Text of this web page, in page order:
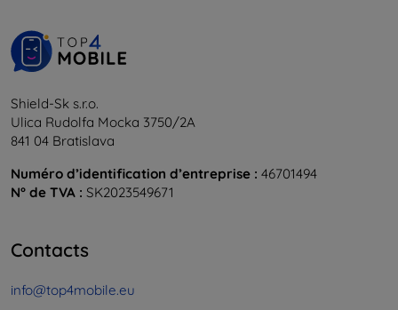
Shield-Sk s.r.o.
Ulica Rudolfa Mocka 3750/2A
841 04 Bratislava
Numéro d’identification d’entreprise : 46701494
N° de TVA : SK2023549671
Contacts
info@top4mobile.eu